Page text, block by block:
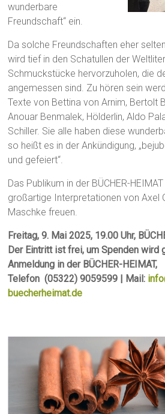
wunderbare
Freundschaft“ ein.
Da solche Freundschaften eher
wird tief in den Schatullen der
Schmuckstücke hervorzuholen, die
angemessen sind. Zu hören sein
Texte von Bettina von Arnim, Bertolt
Anouar Benmalek, Hölderlin, Aldo
Schiller. Sie alle haben diese
so heißt es in der Ankündigung,
und gefeiert“.
Das Publikum in der BÜCHER-
großartige Interpretationen von Axel
Maschke freuen.
Freitag, 9. Mai 2025, 19.00 Uhr,
Der Eintritt ist frei, um Spenden wird
Anmeldung in der BÜCHER-HEIMAT,
Telefon (05322) 9059599 | Mail:
buecherheimat.de